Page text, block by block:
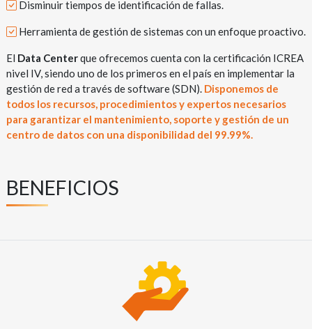
Disminuir tiempos de identificación de fallas.
Herramienta de gestión de sistemas con un enfoque proactivo.
El Data Centerque ofrecemos cuenta con la certificación ICREA
nivel IV, siendo uno de los primeros en el país en implementar la
gestión de red a través de software (SDN). Disponemos de
todos los recursos, procedimientos y expertos necesarios
para garantizar el mantenimiento, soporte y gestión de un
centro de datos con una disponibilidad del 99.99%.
BENEFICIOS